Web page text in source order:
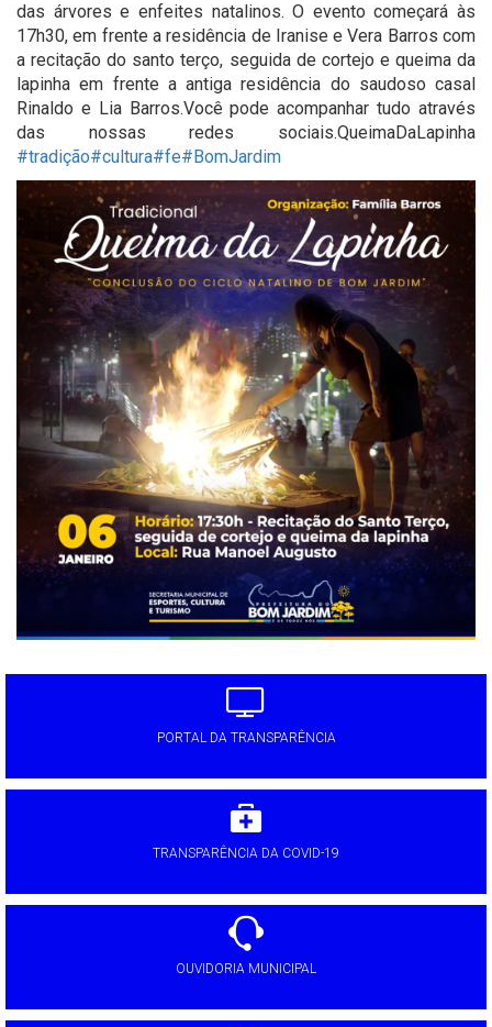
das árvores e enfeites natalinos. O evento começará às
17h30, em frente a residência de Iranise e Vera Barros com
a recitação do santo terço, seguida de cortejo e queima da
lapinha em frente a antiga residência do saudoso casal
Rinaldo e Lia Barros.Você pode acompanhar tudo através
das nossas redes sociais.QueimaDaLapinha
#tradição#cultura#fe#BomJardim
PORTAL DA TRANSPARÊNCIA
TRANSPARÊNCIA DA COVID-19
OUVIDORIA MUNICIPAL